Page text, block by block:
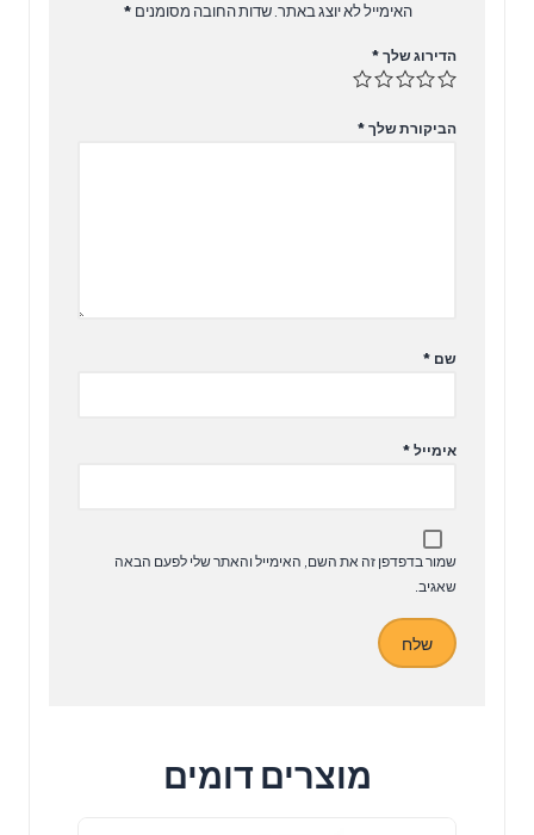
האימייל לא יוצג באתר. שדות החובה מסומנים *
הדירוג שלך *
הביקורת שלך *
שם *
אימייל *
שמור בדפדפן זה את השם, האימייל והאתר שלי לפעם הבאה
שאגיב.
מוצרים דומים